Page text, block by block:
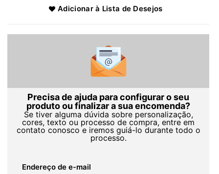
Adicionar à Lista de Desejos
Precisa de ajuda para configurar o seu
produto ou finalizar a sua encomenda?
Se tiver alguma dúvida sobre personalização,
cores, texto ou processo de compra, entre em
contato conosco e iremos guiá-lo durante todo o
processo.
Endereço de e-mail